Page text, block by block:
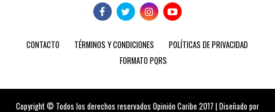
CONTACTO TÉRMINOS Y CONDICIONES
POLÍTICAS DE PRIVACIDAD
FORMATO PQRS
Copyright © Todos los derechos reservados Opinión Caribe 2017 | Diseñado por